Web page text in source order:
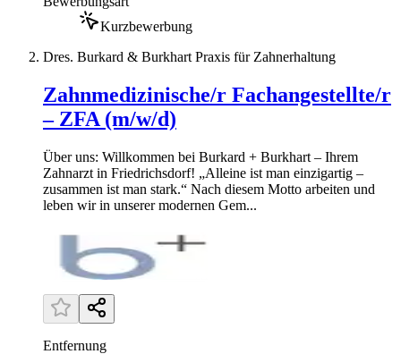
Kurzbewerbung
Dres. Burkard & Burkhart Praxis für Zahnerhaltung
Zahnmedizinische/r Fachangestellte/r
– ZFA (m/w/d)
Über uns: Willkommen bei Burkard + Burkhart – Ihrem
Zahnarzt in Friedrichsdorf! „Alleine ist man einzigartig –
zusammen ist man stark.“ Nach diesem Motto arbeiten und
leben wir in unserer modernen Gem...
Entfernung